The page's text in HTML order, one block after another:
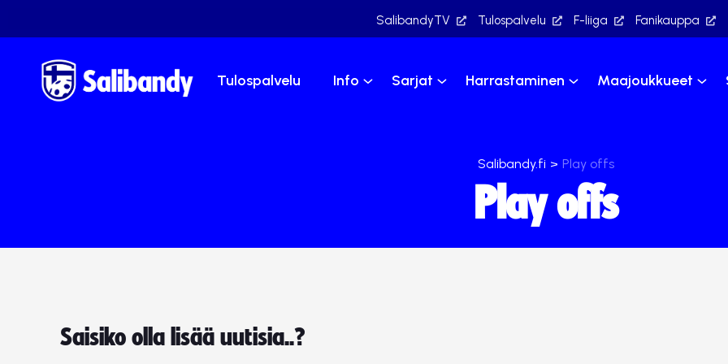
SalibandyTV Tulospalvelu F-liiga Fanikauppa
Tulospalvelu Info Sarjat Harrastaminen Maajoukkueet
Salibandy.fi > Play offs
Play offs
Saisiko olla lisää uutisia..?